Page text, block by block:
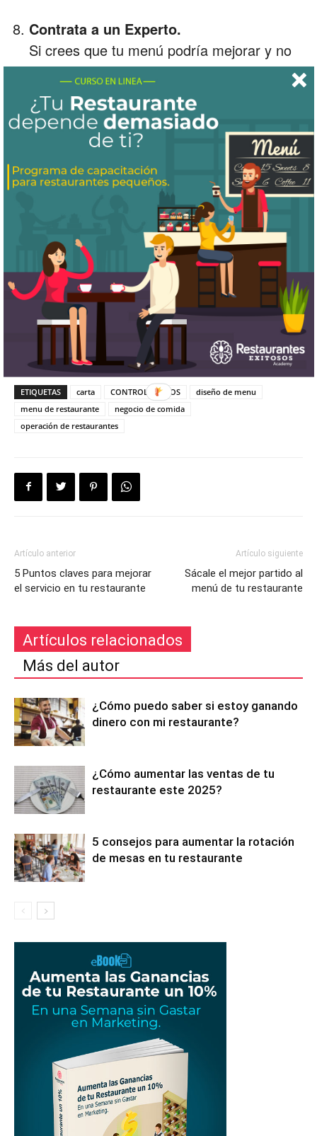
Contrata a un Experto.
Si crees que tu menú podría mejorar y no
te sientes seguro de cómo lograrlo,
considera contratar a un consultor en
diseño para que te asesore. A veces,
algunos cambios simples a un menú
podrían hacer más ganancias para ti.
Y sobre todo pon manos a la obra, toma
acción inmediata y comienza por una
revisión a los precios de tu menú y
condiciones estética (es muy desagradable
encontrarse con menús rotos o con
manchas).
Cuando fue la última vez que cambiaste el
menú de tu restaurante?
ETIQUETAS carta CONTROL COSTOS
diseño de menu
menu de restaurante
negocio de comida
operación de restaurantes
Artículo anterior
5 Puntos claves para mejorar
el servicio en tu restaurante
Artículo siguiente
Sácale el mejor partido al
menú de tu restaurante
Artículos relacionados
Más del autor
¿Cómo puedo saber si estoy ganando
dinero con mi restaurante?
¿Cómo aumentar las ventas de tu
restaurante este 2025?
5 consejos para aumentar la rotación
de mesas en tu restaurante